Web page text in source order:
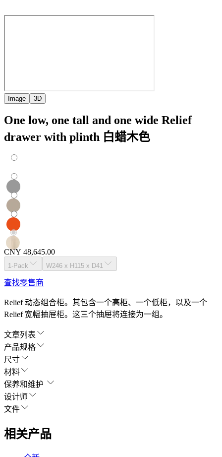
Image 3D
One low, one tall and one wide Relief
drawer with plinth 白蜡木色
CNY 48,645.00
1-Pack W246 x H115 x D41
查找零售商
Relief 动态组合柜。其包含一个高柜、一个低柜，以及一个
Relief 宽幅抽屉柜。这三个抽屉将连接为一组。
文章列表
产品规格
尺寸
材料
保养和维护
设计师
文件
相关产品